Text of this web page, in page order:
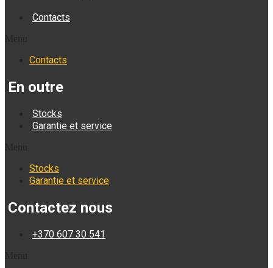
Contacts
Contacts
En outre
Stocks
Garantie et service
Stocks
Garantie et service
Contactez nous
+370 607 30 541